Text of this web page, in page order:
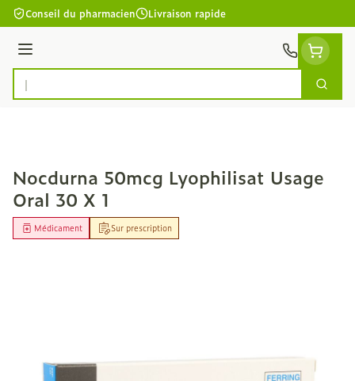
Aller au contenu
Conseil du pharmacien Livraison rapide
Menu
Rechercher
Nocdurna 50mcg Lyophilisat Usage
Oral 30 X 1
Sur prescription
Médicament